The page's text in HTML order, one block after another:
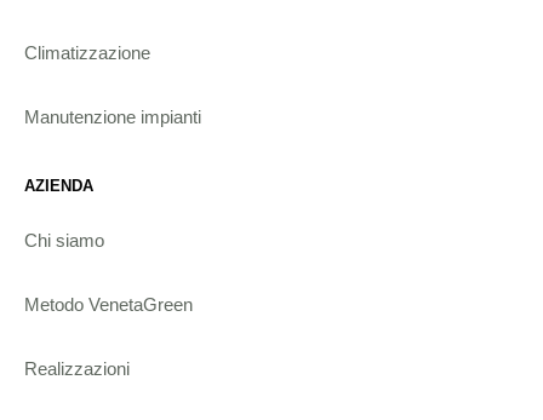
Climatizzazione
Manutenzione impianti
AZIENDA
Chi siamo
Metodo VenetaGreen
Realizzazioni